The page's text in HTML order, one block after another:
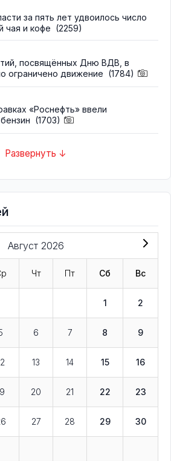
за пять лет удвоилось число
чая и кофе (2259)
посвящённых Дню ВДВ, в
ограничено движение (1784)
«Роснефть» ввели
(1703)
Развернуть ↓
Август 2026
Чт Пт Сб Вс
1 2
6 7 8 9
13 14 15 16
20 21 22 23
27 28 29 30